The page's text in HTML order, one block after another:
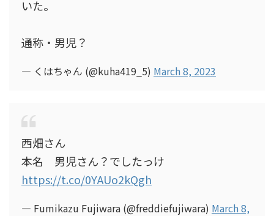
いた。
通称・男児？
— くはちゃん (@kuha419_5) March 8, 2023
西畑さん
本名 男児さん？でしたっけ
https://t.co/0YAUo2kQgh
— Fumikazu Fujiwara (@freddiefujiwara) March 8,